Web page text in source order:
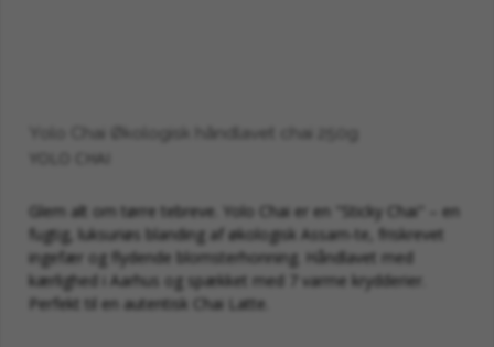
Yolo Chai Økologisk håndlavet chai 250g
Glem alt om tørre tebreve. Yolo Chai er en "Sticky Chai" – en
fugtig, luksuriøs blanding af økologisk Assam-te, friskrevet
ingefær og flydende blomsterhonning. Håndlavet med
kærlighed i Aarhus og spækket med 7 varme krydderier.
Perfekt til en autentisk Chai Latte.